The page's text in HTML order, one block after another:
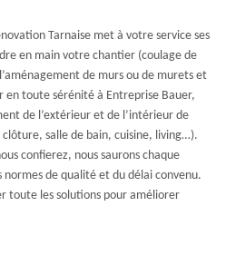
Tarnaise met à votre service ses
en main votre chantier (coulage de
de murs ou de murets et
en toute sérénité à Entreprise Bauer,
de l’extérieur et de l’intérieur de
salle de bain, cuisine, living…).
confierez, nous saurons chaque
normes de qualité et du délai convenu.
toute les solutions pour améliorer